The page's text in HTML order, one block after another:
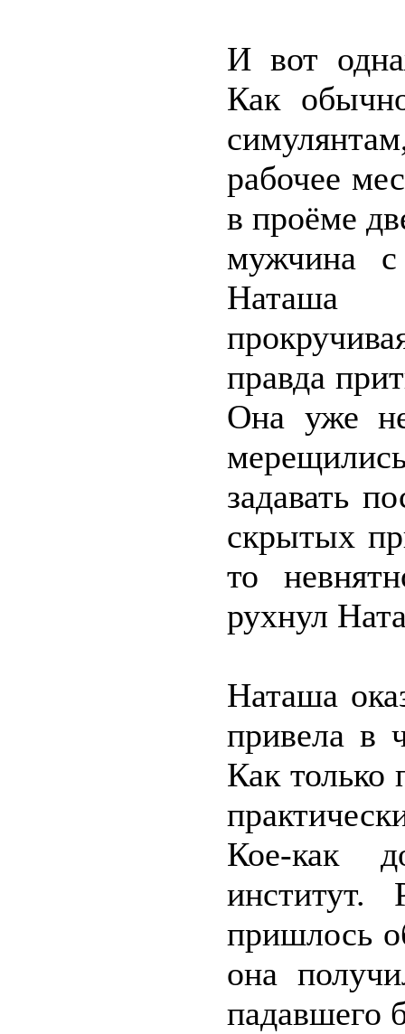
И вот
Как
рабочее
в проёме
мужчина с
Наташа
правда
Она уже
задавать
скрытых
то
рухнул
Наташа
привела в
Как только
Кое-как
институт.
пришлось
она
падавшего